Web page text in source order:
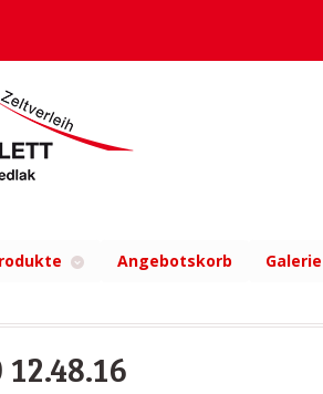
Angebotskorb Galerie